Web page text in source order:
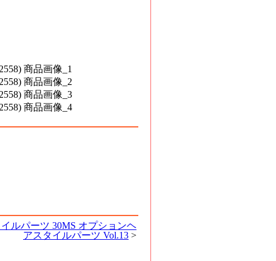
ルパーツ 30MS オプションヘ
アスタイルパーツ Vol.13 >